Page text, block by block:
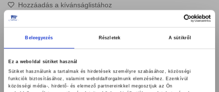
Beleegyezés Részletek A sütikről
Ez a weboldal sütiket használ
Sütiket használunk a tartalmak és hirdetések személyre szabásához, közösségi
funkciók biztosításához, valamint weboldalforgalmunk elemzéséhez. Ezenkívül
közösségi média-, hirdető- és elemező partnereinkkel megosztjuk az Ön
Hozzáadás a kívánságlistához
Megosztás
Kategóriák: Ruházat & Védőfelszerelés ,350 N-os ruhák,